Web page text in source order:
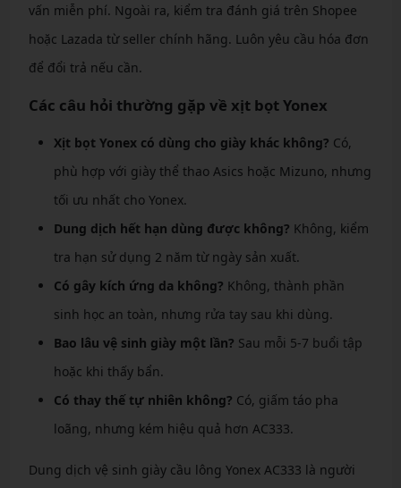
vấn miễn phí. Ngoài ra, kiểm tra đánh giá trên Shopee
hoặc Lazada từ seller chính hãng. Luôn yêu cầu hóa đơn
để đổi trả nếu cần.
Các câu hỏi thường gặp về xịt bọt Yonex
Xịt bọt Yonex có dùng cho giày khác không? Có,
phù hợp với giày thể thao Asics hoặc Mizuno, nhưng
tối ưu nhất cho Yonex.
Dung dịch hết hạn dùng được không? Không, kiểm
tra hạn sử dụng 2 năm từ ngày sản xuất.
Có gây kích ứng da không? Không, thành phần
sinh học an toàn, nhưng rửa tay sau khi dùng.
Bao lâu vệ sinh giày một lần? Sau mỗi 5-7 buổi tập
hoặc khi thấy bẩn.
Có thay thế tự nhiên không? Có, giấm táo pha
loãng, nhưng kém hiệu quả hơn AC333.
Dung dịch vệ sinh giày cầu lông Yonex AC333 là người